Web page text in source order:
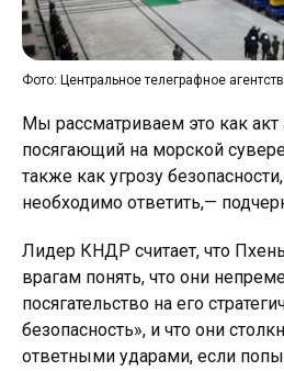
Фото: Центральное телеграфное
Мы рассматриваем это как акт
посягающий на морской
также как угрозу
необходимо ответить,—
Лидер КНДР считает, что
врагам понять, что они
посягательство на его
безопасность», и что они
ответными ударами, если